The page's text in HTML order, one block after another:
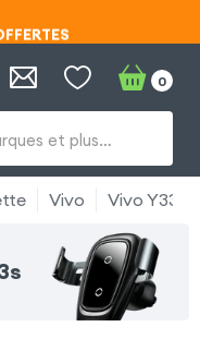
et plus…
0
Vivo Vivo Y33s